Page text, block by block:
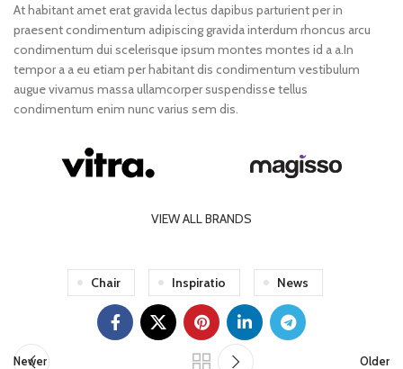
At habitant amet erat gravida lectus dapibus parturient per in
praesent condimentum adipiscing gravida interdum rhoncus arcu
condimentum dui scelerisque ipsum montes montes id a a.In
tempor a a eu etiam per habitant dis condimentum vestibulum
augue vivamus massa ullamcorper suspendisse tellus
condimentum enim nunc varius sem dis.
VIEW ALL BRANDS
Chair Inspiratio News
Newer Older